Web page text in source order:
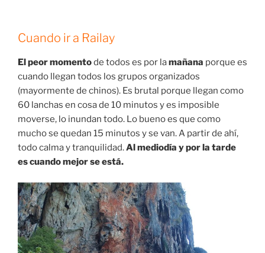
Cuando ir a Railay
El peor momentode todos es por lamañana porque es
cuando llegan todos los grupos organizados
(mayormente de chinos). Es brutal porque llegan como
60 lanchas en cosa de 10 minutos y es imposible
moverse, lo inundan todo. Lo bueno es que como
mucho se quedan 15 minutos y se van. A partir de ahí,
todo calma y tranquilidad.Al mediodía y por la tarde
es cuando mejor se está.